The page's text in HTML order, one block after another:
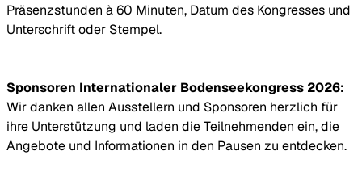
Präsenzstunden à 60 Minuten, Datum des Kongresses und
Unterschrift oder Stempel.
Sponsoren Internationaler Bodenseekongress 2026:
Wir danken allen Ausstellern und Sponsoren herzlich für
ihre Unterstützung und laden die Teilnehmenden ein, die
Angebote und Informationen in den Pausen zu entdecken.